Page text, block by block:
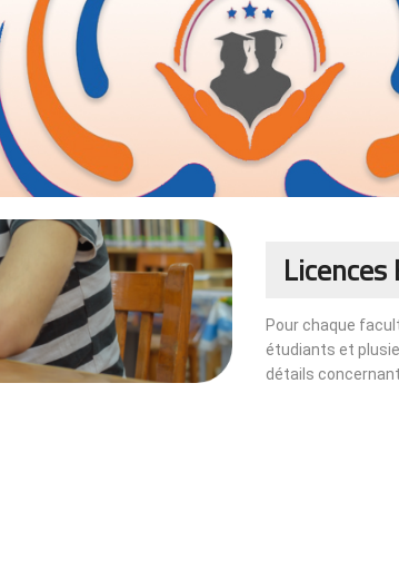
Pour chaque
étudiants et
détails